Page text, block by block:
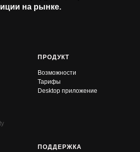
на рынке.
ПРОДУКТ
Возможности
Тарифы
Desktop приложение
ПОДДЕРЖКА